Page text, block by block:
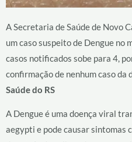
A Secretaria de Saúde de Novo
um caso suspeito de Dengue no
casos notificados sobe para 4,
confirmação de nenhum caso da
Saúde do RS
A Dengue é uma doença viral
aegypti e pode causar sintomas